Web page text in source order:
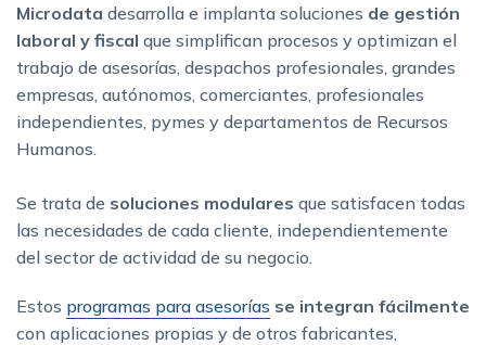
Microdata desarrolla e implanta soluciones de gestión
laboral y fiscal que simplifican procesos y optimizan el
trabajo de asesorías, despachos profesionales, grandes
empresas, autónomos, comerciantes, profesionales
independientes, pymes y departamentos de Recursos
Humanos.
Se trata de soluciones modulares que satisfacen todas
las necesidades de cada cliente, independientemente
del sector de actividad de su negocio.
Estos programas para asesorías se integran fácilmente
con aplicaciones propias y de otros fabricantes,